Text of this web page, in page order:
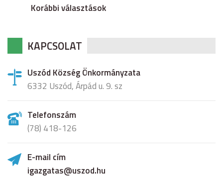
Korábbi választások
KAPCSOLAT
Uszód Község Önkormányzata
6332 Uszód, Árpád u. 9. sz
Telefonszám
(78) 418-126
E-mail cím
igazgatas@uszod.hu